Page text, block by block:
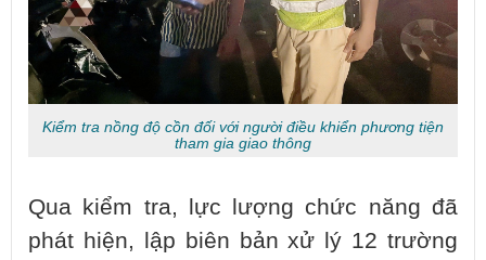
Kiểm tra nồng độ cồn đối với người điều khiển phương tiện
tham gia giao thông
Qua kiểm tra, lực lượng chức năng đã
phát hiện, lập biên bản xử lý 12 trường